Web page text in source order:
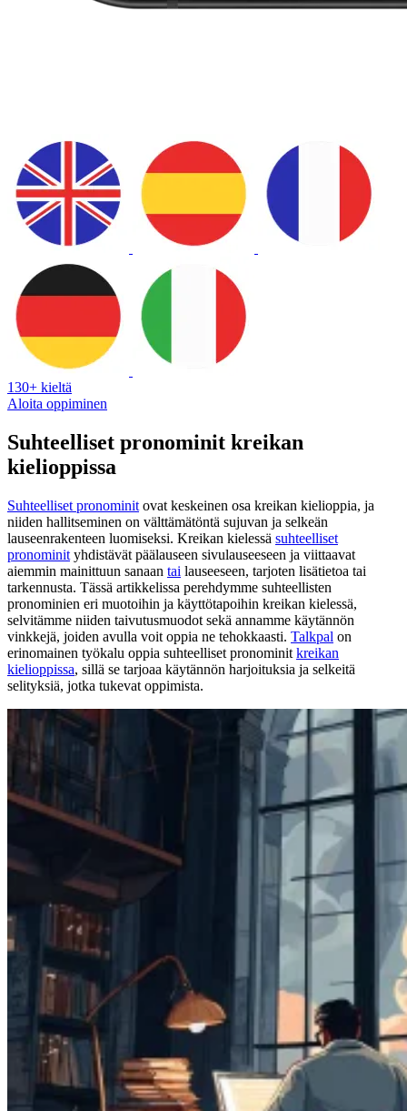
130+ kieltä
Aloita oppiminen
Suhteelliset pronominit kreikan
kielioppissa
Suhteelliset pronominit ovat keskeinen osa kreikan kielioppia, ja
niiden hallitseminen on välttämätöntä sujuvan ja selkeän
lauseenrakenteen luomiseksi. Kreikan kielessä suhteelliset
pronominit yhdistävät päälauseen sivulauseeseen ja viittaavat
aiemmin mainittuun sanaan tai lauseeseen, tarjoten lisätietoa tai
tarkennusta. Tässä artikkelissa perehdymme suhteellisten
pronominien eri muotoihin ja käyttötapoihin kreikan kielessä,
selvitämme niiden taivutusmuodot sekä annamme käytännön
vinkkejä, joiden avulla voit oppia ne tehokkaasti. Talkpal on
erinomainen työkalu oppia suhteelliset pronominit kreikan
kielioppissa, sillä se tarjoaa käytännön harjoituksia ja selkeitä
selityksiä, jotka tukevat oppimista.